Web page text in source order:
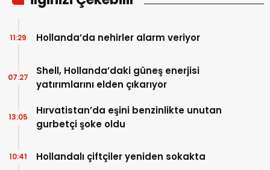
Hollanda’da nehirler alarm veriyor
11:29
Shell, Hollanda’daki güneş enerjisi
yatırımlarını elden çıkarıyor
07:27
Hırvatistan’da eşini benzinlikte unutan
gurbetçi şoke oldu
13:05
Hollandalı çiftçiler yeniden sokakta
10:41